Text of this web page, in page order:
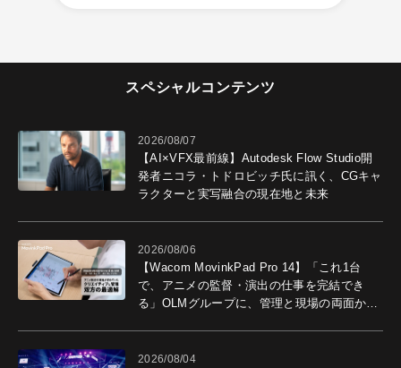
スペシャルコンテンツ
2026/08/07
【AI×VFX最前線】Autodesk Flow Studio開
発者ニコラ・トドロビッチ氏に訊く、CGキャ
ラクターと実写融合の現在地と未来
2026/08/06
【Wacom MovinkPad Pro 14】「これ1台
で、アニメの監督・演出の仕事を完結でき
る」OLMグループに、管理と現場の両面から
2026/08/04